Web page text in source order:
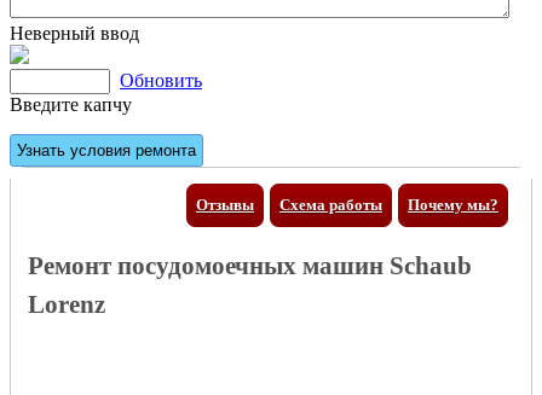
Неверный ввод
Обновить
Введите капчу
Отзывы Почему мы?
Схема работы
Ремонт посудомоечных машин Schaub
Lorenz